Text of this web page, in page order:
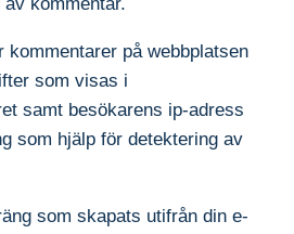
kommentarer på webbplatsen
som visas i
samt besökarens ip-adress
som hjälp för detektering av
som skapats utifrån din e-